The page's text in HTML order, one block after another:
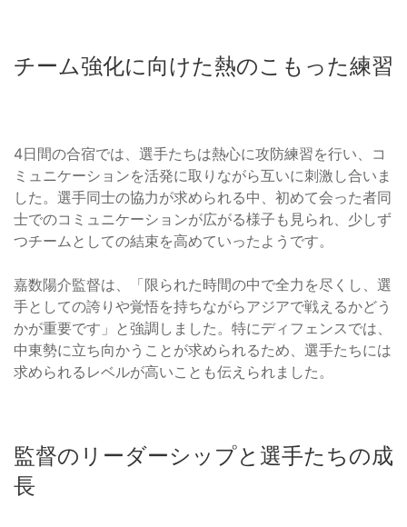
チーム強化に向けた熱のこもった練習
4日間の合宿では、選手たちは熱心に攻防練習を行い、コ
ミュニケーションを活発に取りながら互いに刺激し合いま
した。選手同士の協力が求められる中、初めて会った者同
士でのコミュニケーションが広がる様子も見られ、少しず
つチームとしての結束を高めていったようです。
嘉数陽介監督は、「限られた時間の中で全力を尽くし、選
手としての誇りや覚悟を持ちながらアジアで戦えるかどう
かが重要です」と強調しました。特にディフェンスでは、
中東勢に立ち向かうことが求められるため、選手たちには
求められるレベルが高いことも伝えられました。
監督のリーダーシップと選手たちの成
長